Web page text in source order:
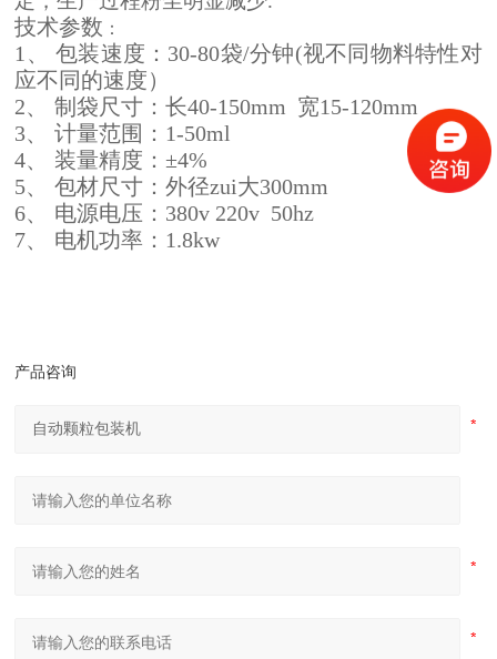
技术参数 ：
1 、 包装速度： 30-80袋/分钟(视不同物料特性对
应不同的速度）
2、 制袋尺寸：长40-150mm 宽15-120mm
3、 计量范围： 1-50ml
4、 装量精度：±4%
5、 包材尺寸：外径zui大300mm
6、 电源电压： 380v 220v 50hz
7、 电机功率： 1.8kw
产品咨询